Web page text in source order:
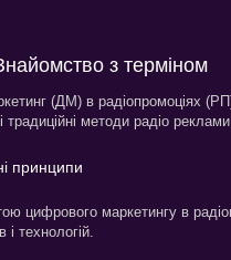
з терміном
(ДМ) в радіопромоціях
традиційні методи радіо
принципи
цифрового маркетингу в
і технологій.